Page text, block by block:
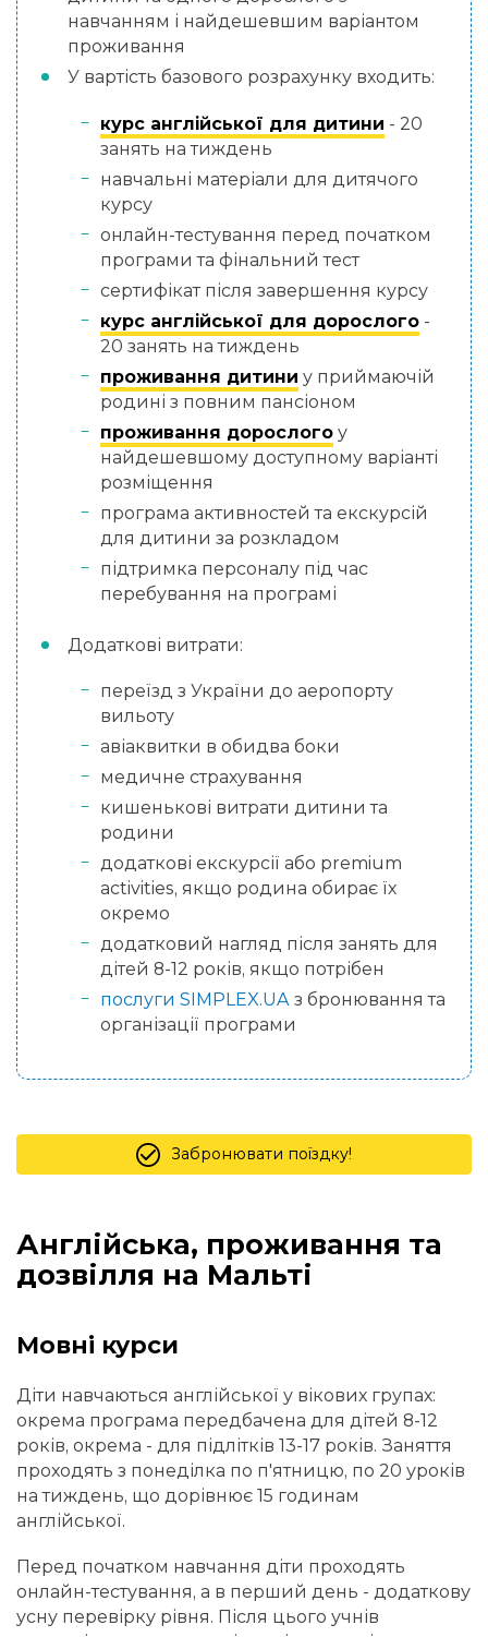
навчанням і найдешевшим варіантом
проживання
У вартість базового розрахунку входить:
курс англійської для дитини - 20
занять на тиждень
навчальні матеріали для дитячого
курсу
онлайн-тестування перед початком
програми та фінальний тест
сертифікат після завершення курсу
курс англійської для дорослого -
20 занять на тиждень
проживання дитини у приймаючій
родині з повним пансіоном
проживання дорослого у
найдешевшому доступному варіанті
розміщення
програма активностей та екскурсій
для дитини за розкладом
підтримка персоналу під час
перебування на програмі
Додаткові витрати:
переїзд з України до аеропорту
вильоту
авіаквитки в обидва боки
медичне страхування
кишенькові витрати дитини та
родини
додаткові екскурсії або premium
activities, якщо родина обирає їх
окремо
додатковий нагляд після занять для
дітей 8-12 років, якщо потрібен
послуги SIMPLEX.UA з бронювання та
організації програми
Забронювати поїздку!
Англійська, проживання та
дозвілля на Мальті
Мовні курси
Діти навчаються англійської у вікових групах:
окрема програма передбачена для дітей 8-12
років, окрема - для підлітків 13-17 років. Заняття
проходять з понеділка по п'ятницю, по 20 уроків
на тиждень, що дорівнює 15 годинам
англійської.
Перед початком навчання діти проходять
онлайн-тестування, а в перший день - додаткову
усну перевірку рівня. Після цього учнів